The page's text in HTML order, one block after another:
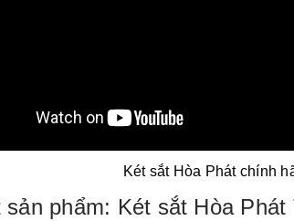
Két sắt Hòa Phát chính
sản phẩm: Két sắt Hòa